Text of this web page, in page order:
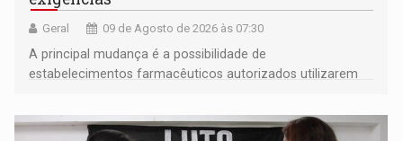
Geral 09 de Agosto de 2026 às 07:30
A principal mudança é a possibilidade de
estabelecimentos farmacêuticos autorizados utilizarem